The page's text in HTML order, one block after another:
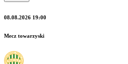
08.08.2026 19:00
Mecz towarzyski